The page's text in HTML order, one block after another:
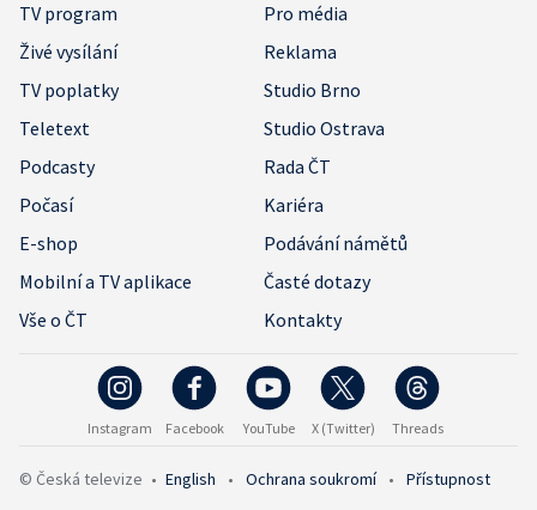
TV program
Pro média
Živé vysílání
Reklama
TV poplatky
Studio Brno
Teletext
Studio Ostrava
Podcasty
Rada ČT
Počasí
Kariéra
E-shop
Podávání námětů
Mobilní a TV aplikace
Časté dotazy
Vše o ČT
Kontakty
Instagram Facebook YouTube X (Twitter) Threads
© Česká televize • English • Ochrana soukromí • Přístupnost